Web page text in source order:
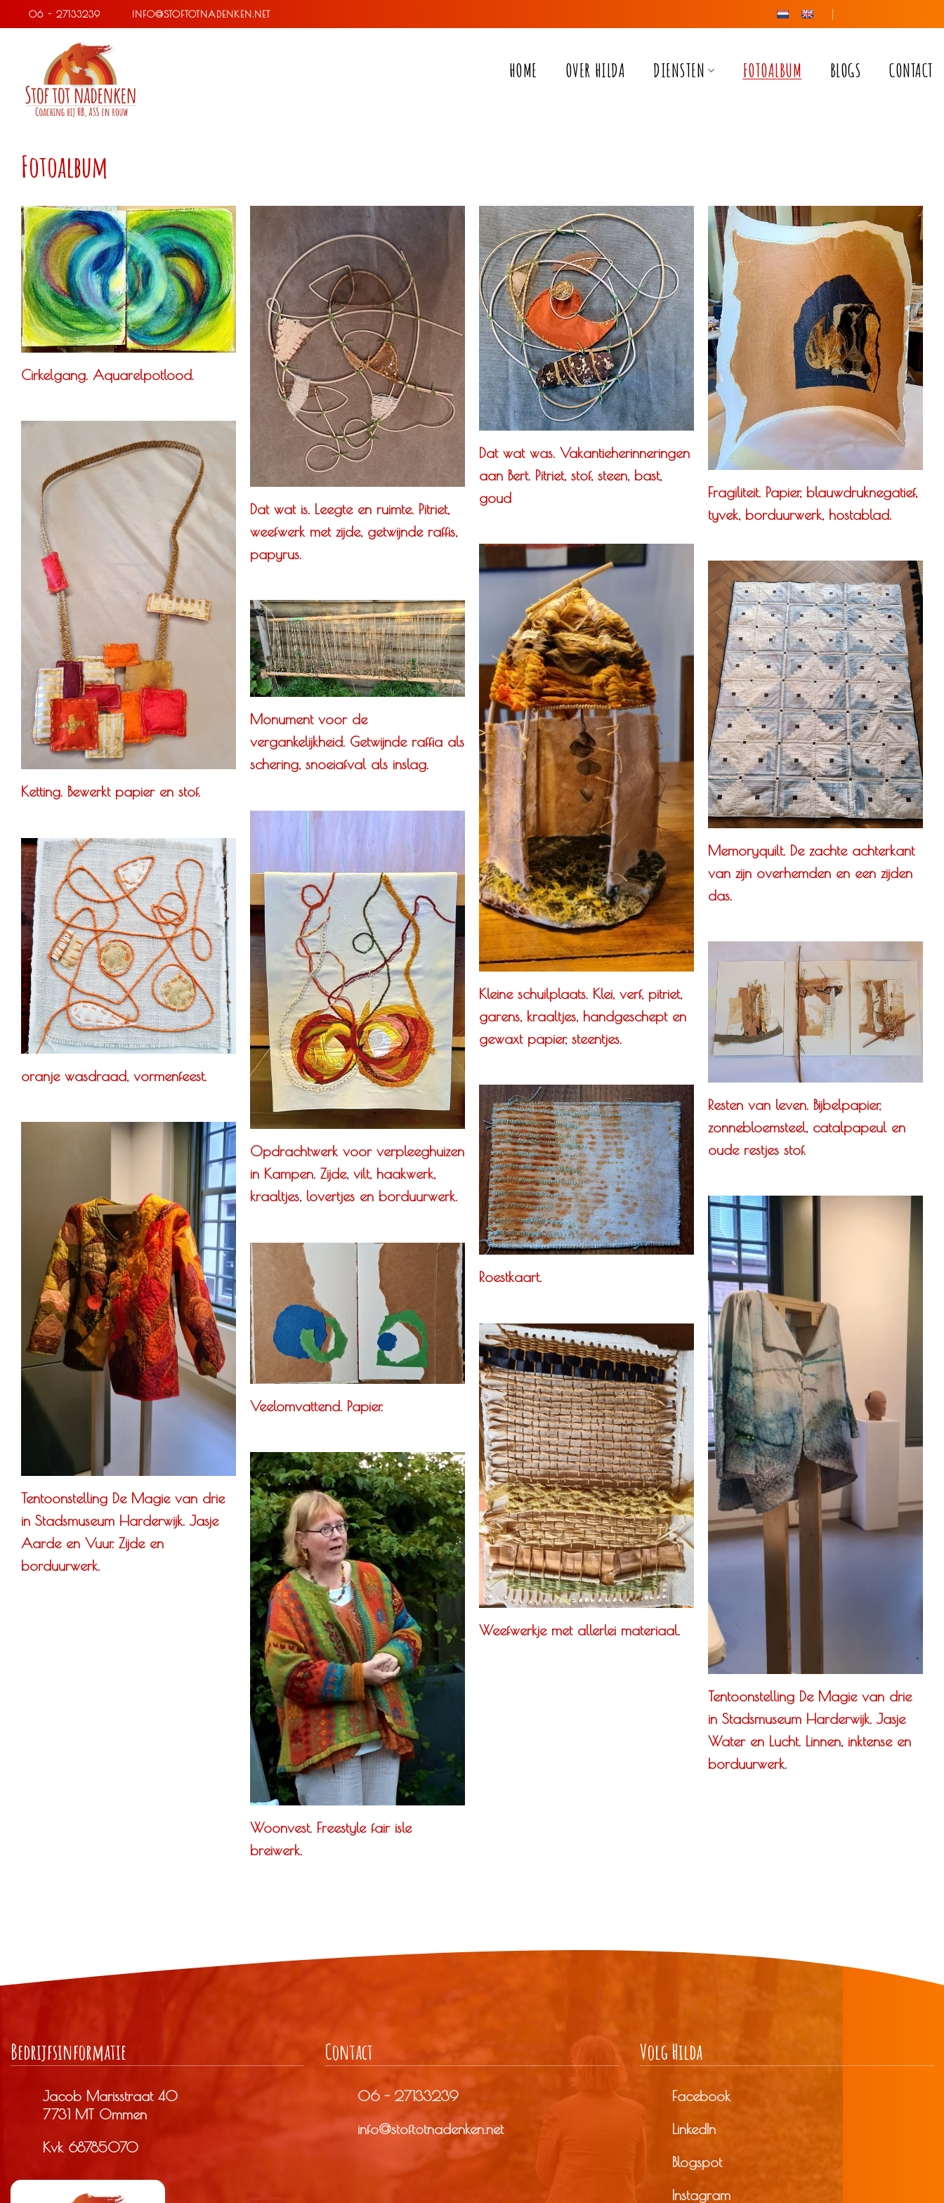
06 - 27133239 INFO@STOFTOTNADENKEN.NET
HOME OVER HILDA DIENSTEN FOTOALBUM BLOGS CONTACT
Fotoalbum
Cirkelgang. Aquarelpotlood.
Dat wat is. Leegte en ruimte. Pitriet,
weefwerk met zijde, getwijnde raffis,
papyrus.
Dat wat was. Vakantieherinneringen
aan Bert. Pitriet, stof, steen, bast,
goud
Fragiliteit. Papier, blauwdruknegatief,
tyvek, borduurwerk, hostablad.
Ketting. Bewerkt papier en stof.
Kleine schuilplaats. Klei, verf, pitriet,
garens, kraaltjes, handgeschept en
gewaxt papier, steentjes.
Memoryquilt. De zachte achterkant
van zijn overhemden en een zijden
das.
Monument voor de
vergankelijkheid. Getwijnde raffia als
schering, snoeiafval als inslag.
Opdrachtwerk voor verpleeghuizen
in Kampen. Zijde, vilt, haakwerk,
kraaltjes, lovertjes en borduurwerk.
oranje wasdraad, vormenfeest.
Resten van leven. Bijbelpapier,
zonnebloemsteel, catalpapeul en
oude restjes stof.
Roestkaart.
Tentoonstelling De Magie van drie
in Stadsmuseum Harderwijk. Jasje
Aarde en Vuur. Zijde en
borduurwerk.
Tentoonstelling De Magie van drie
in Stadsmuseum Harderwijk. Jasje
Water en Lucht. Linnen, inktense en
borduurwerk.
Veelomvattend. Papier.
Weefwerkje met allerlei materiaal.
Woonvest. Freestyle fair isle
breiwerk.
Bedrijfs­informatie
Jacob Marisstraat 40
7731 MT Ommen
Kvk 68785070
Contact
06 - 27133239
info@stoftotnadenken.net
Volg Hilda
Facebook
LinkedIn
Blogspot
Instagram